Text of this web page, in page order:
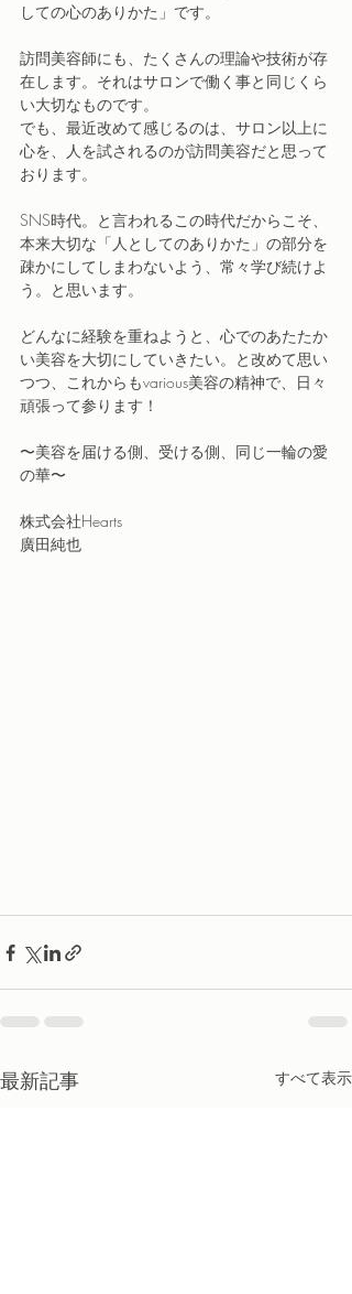
しての心のありかた」です。
訪問美容師にも、たくさんの理論や技術が存
在します。それはサロンで働く事と同じくら
い大切なものです。
でも、最近改めて感じるのは、サロン以上に
心を、人を試されるのが訪問美容だと思って
おります。
SNS時代。と言われるこの時代だからこそ、
本来大切な「人としてのありかた」の部分を
疎かにしてしまわないよう、常々学び続けよ
う。と思います。
どんなに経験を重ねようと、心でのあたたか
い美容を大切にしていきたい。と改めて思い
つつ、これからもvarious美容の精神で、日々
頑張って参ります！
〜美容を届ける側、受ける側、同じ一輪の愛
の華〜
株式会社Hearts
廣田純也
最新記事 すべて表示